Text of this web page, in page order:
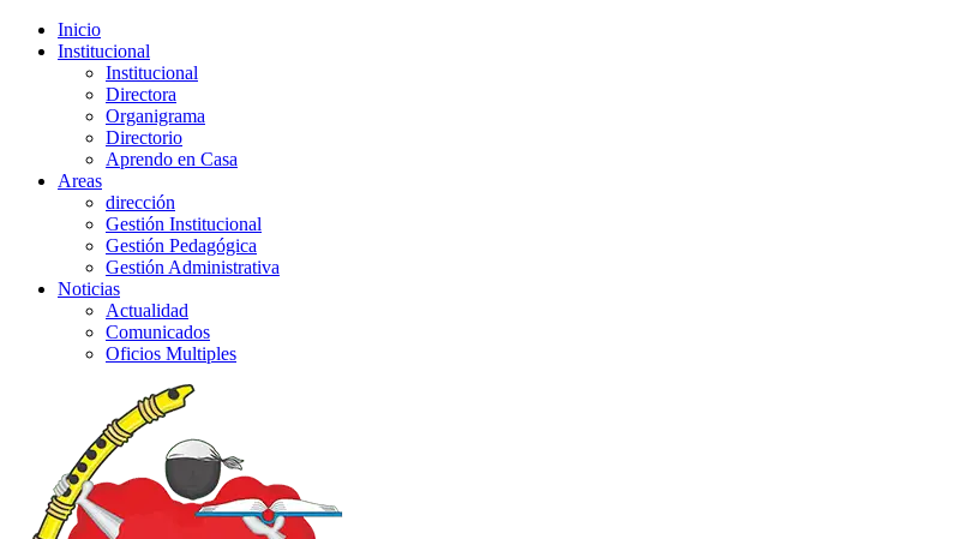
Inicio
Institucional
Institucional
Directora
Organigrama
Directorio
Aprendo en Casa
Areas
dirección
Gestión Institucional
Gestión Pedagógica
Gestión Administrativa
Noticias
Actualidad
Comunicados
Oficios Multiples